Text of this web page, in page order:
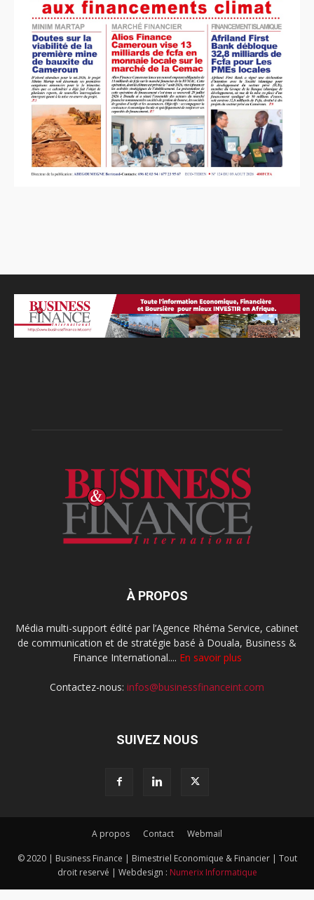
À PROPOS
Média multi-support édité par l’Agence Rhéma Service, cabinet
de communication et de stratégie basé à Douala, Business &
Finance International.... En savoir plus
Contactez-nous: infos@businessfinanceint.com
SUIVEZ NOUS
A propos Contact Webmail
© 2020 | Business Finance | Bimestriel Economique & Financier | Tout
droit reservé | Webdesign : Numerix Informatique